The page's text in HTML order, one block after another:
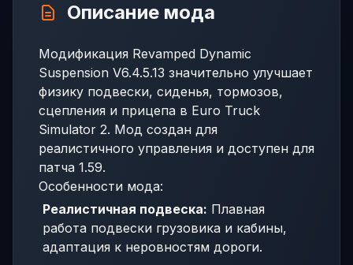
Описание мода
Модификация Revamped Dynamic
Suspension V6.4.5.13 значительно улучшает
физику подвески, сиденья, тормозов,
сцепления и прицепа в Euro Truck
Simulator 2. Мод создан для
реалистичного управления и доступен для
патча 1.59.
Особенности мода:
Реалистичная подвеска: Плавная
работа подвески грузовика и кабины,
адаптация к неровностям дороги.